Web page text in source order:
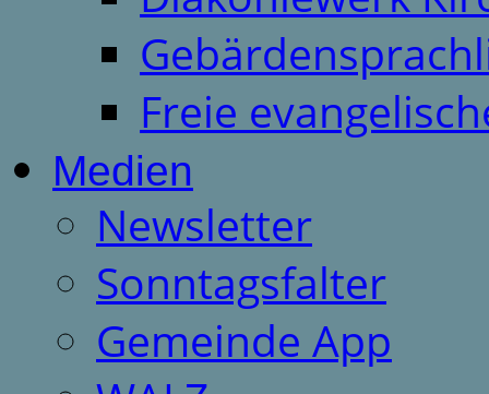
Freie
Medien
Newsletter
Sonntagsfalter
Gemeinde App